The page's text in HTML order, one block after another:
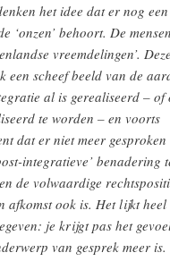
het idee dat er nog een
‘onzen’ behoort. De
vreemdelingen’. Deze
een scheef beeld van de
al is gerealiseerd – of
te worden – en voorts
dat er niet meer gesproken
integratieve’ benadering
de volwaardige
afkomst ook is. Het lijkt heel
je krijgt pas het
van gesprek meer is.